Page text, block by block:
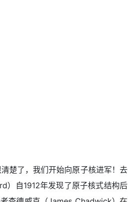
楚了，我们开始向原子核进军！去
）自1912年发现了原子核式结构后